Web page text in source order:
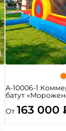
A-10006-1
батут
От 163 000